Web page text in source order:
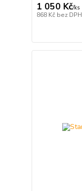
1 050 Kč/ks
868 Kč bez DPH